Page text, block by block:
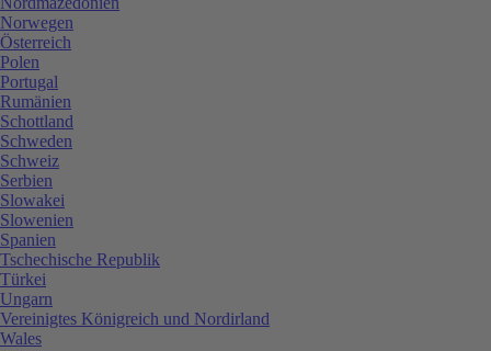
Norwegen
Österreich
Polen
Portugal
Rumänien
Schottland
Schweden
Schweiz
Serbien
Slowakei
Slowenien
Spanien
Tschechische Republik
Türkei
Ungarn
Vereinigtes Königreich und Nordirland
Wales